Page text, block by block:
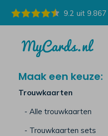
9.2 uit 9.867
Maak een keuze:
Trouwkaarten
- Alle trouwkaarten
- Trouwkaarten sets